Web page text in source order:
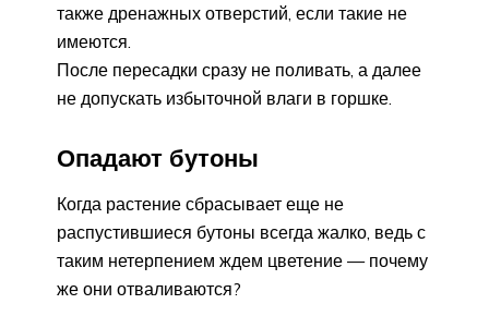
также дренажных отверстий, если такие не
имеются.
После пересадки сразу не поливать, а далее
не допускать избыточной влаги в горшке.
Опадают бутоны
Когда растение сбрасывает еще не
распустившиеся бутоны всегда жалко, ведь с
таким нетерпением ждем цветение — почему
же они отваливаются?